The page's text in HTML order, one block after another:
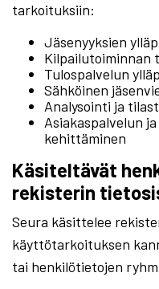
tarkoituksiin:
Jäsenyyksien
Kilpailutoiminnan
Tulospalvelun
Sähköinen
Analysointi ja
Asiakaspalvelun
kehittäminen
Käsiteltävät
rekisterin
Seura käsittelee
käyttötarkoituksen
tai henkilötietojen